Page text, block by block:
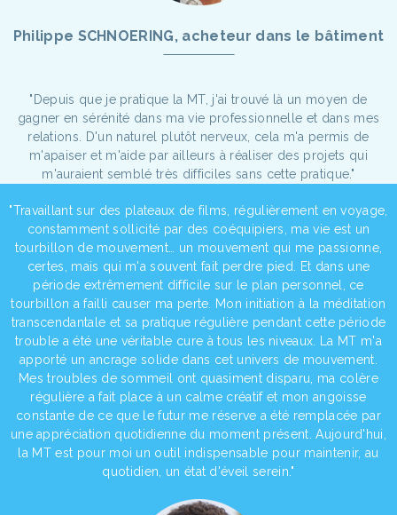
Philippe SCHNOERING, acheteur dans le bâtiment
"Depuis que je pratique la MT, j'ai trouvé là un moyen de
gagner en sérénité dans ma vie professionnelle et dans mes
relations. D'un naturel plutôt nerveux, cela m'a permis de
m'apaiser et m'aide par ailleurs à réaliser des projets qui
m'auraient semblé très difficiles sans cette pratique."
"Travaillant sur des plateaux de films, régulièrement en voyage,
constamment sollicité par des coéquipiers, ma vie est un
tourbillon de mouvement… un mouvement qui me passionne,
certes, mais qui m'a souvent fait perdre pied. Et dans une
période extrêmement difficile sur le plan personnel, ce
tourbillon a failli causer ma perte. Mon initiation à la méditation
transcendantale et sa pratique régulière pendant cette période
trouble a été une véritable cure à tous les niveaux. La MT m'a
apporté un ancrage solide dans cet univers de mouvement.
Mes troubles de sommeil ont quasiment disparu, ma colère
régulière a fait place à un calme créatif et mon angoisse
constante de ce que le futur me réserve a été remplacée par
une appréciation quotidienne du moment présent. Aujourd'hui,
la MT est pour moi un outil indispensable pour maintenir, au
quotidien, un état d'éveil serein."